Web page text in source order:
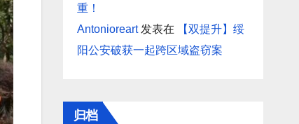
重！
Antonioreart发表在
【双提升】绥
阳公安破获一起跨区域盗窃案
归档